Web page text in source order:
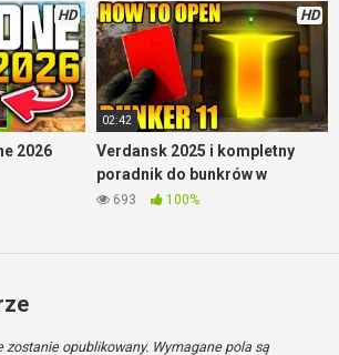
HD
2026
HD
02:42
Verdansk 2025 i kompletny
poradnik do bunkrów w
Warzone
693 100%
zostanie opublikowany. Wymagane pola są